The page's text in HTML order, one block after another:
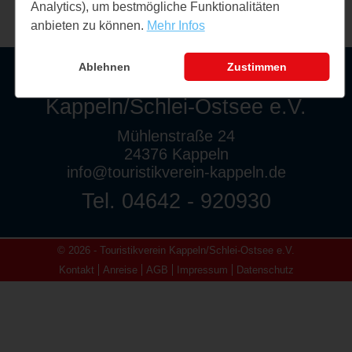
Touristikverein
Kappeln/Schlei-Ostsee e.V.
Mühlenstraße 24
24376 Kappeln
info@touristikverein-kappeln.de
Tel. 04642 - 920930
© 2026 - Touristikverein Kappeln/Schlei-Ostsee e.V.
Kontakt
Anreise AGB Impressum Datenschutz
Analytics), um bestmögliche Funktionalitäten
anbieten zu können. Mehr Infos
Ablehnen Zustimmen